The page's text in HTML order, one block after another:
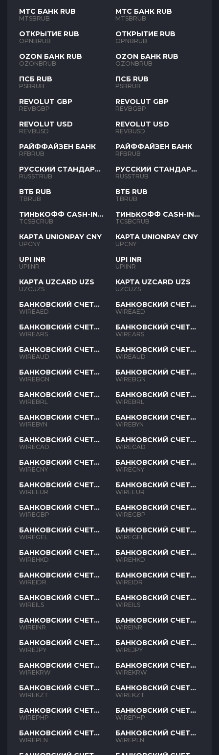
МТС БАНК RUB
MTSBRUB
ОТКРЫТИЕ RUB
OPNBRUB
OZON БАНК RUB
OZONBRUB
ПСБ RUB
PSBRUB
REVOLUT GBP
REVBGBP
REVOLUT USD
REVBUSD
РАЙФФАЙЗЕН БАНК
RFBRUB
РУССКИЙ СТАНДАРТ
RUB
RUSSTRUB
ВТБ RUB
TBRUB
ТИНЬКОФФ CASH-IN
RUB
TCSBCRUB
КАРТА UNIONPAY CNY
UPCNY
UPI INR
UPIINR
КАРТА UZCARD UZS
UZCUZS
БАНКОВСКИЙ СЧЕТ
AED
WIREAED
БАНКОВСКИЙ СЧЕТ
ARS
WIREARS
БАНКОВСКИЙ СЧЕТ
AUD
WIREAUD
БАНКОВСКИЙ СЧЕТ
BGN
WIREBGN
БАНКОВСКИЙ СЧЕТ
BRL
WIREBRL
БАНКОВСКИЙ СЧЕТ
BYN
WIREBYN
БАНКОВСКИЙ СЧЕТ
CAD
WIRECAD
БАНКОВСКИЙ СЧЕТ
CNY
WIRECNY
БАНКОВСКИЙ СЧЕТ
EUR
WIREEUR
БАНКОВСКИЙ СЧЕТ
GBP
WIREGBP
БАНКОВСКИЙ СЧЕТ
GEL
WIREGEL
БАНКОВСКИЙ СЧЕТ
HKD
WIREHKD
БАНКОВСКИЙ СЧЕТ
IDR
WIREIDR
БАНКОВСКИЙ СЧЕТ
ILS
WIREILS
БАНКОВСКИЙ СЧЕТ
INR
WIREINR
БАНКОВСКИЙ СЧЕТ
JPY
WIREJPY
БАНКОВСКИЙ СЧЕТ
KRW
WIREKRW
БАНКОВСКИЙ СЧЕТ
KZT
WIREKZT
БАНКОВСКИЙ СЧЕТ
PHP
WIREPHP
БАНКОВСКИЙ СЧЕТ
PLN
WIREPLN
МТС БАНК RUB
MTSBRUB
ОТКРЫТИЕ RUB
OPNBRUB
OZON БАНК RUB
OZONBRUB
ПСБ RUB
PSBRUB
REVOLUT GBP
REVBGBP
REVOLUT USD
REVBUSD
РАЙФФАЙЗЕН БАНК
RFBRUB
РУССКИЙ СТАНДАРТ
RUB
RUSSTRUB
ВТБ RUB
TBRUB
ТИНЬКОФФ CASH-IN
RUB
TCSBCRUB
КАРТА UNIONPAY CNY
UPCNY
UPI INR
UPIINR
КАРТА UZCARD UZS
UZCUZS
БАНКОВСКИЙ СЧЕТ
AED
WIREAED
БАНКОВСКИЙ СЧЕТ
ARS
WIREARS
БАНКОВСКИЙ СЧЕТ
AUD
WIREAUD
БАНКОВСКИЙ СЧЕТ
BGN
WIREBGN
БАНКОВСКИЙ СЧЕТ
BRL
WIREBRL
БАНКОВСКИЙ СЧЕТ
BYN
WIREBYN
БАНКОВСКИЙ СЧЕТ
CAD
WIRECAD
БАНКОВСКИЙ СЧЕТ
CNY
WIRECNY
БАНКОВСКИЙ СЧЕТ
EUR
WIREEUR
БАНКОВСКИЙ СЧЕТ
GBP
WIREGBP
БАНКОВСКИЙ СЧЕТ
GEL
WIREGEL
БАНКОВСКИЙ СЧЕТ
HKD
WIREHKD
БАНКОВСКИЙ СЧЕТ
IDR
WIREIDR
БАНКОВСКИЙ СЧЕТ
ILS
WIREILS
БАНКОВСКИЙ СЧЕТ
INR
WIREINR
БАНКОВСКИЙ СЧЕТ
JPY
WIREJPY
БАНКОВСКИЙ СЧЕТ
KRW
WIREKRW
БАНКОВСКИЙ СЧЕТ
KZT
WIREKZT
БАНКОВСКИЙ СЧЕТ
PHP
WIREPHP
БАНКОВСКИЙ СЧЕТ
PLN
WIREPLN